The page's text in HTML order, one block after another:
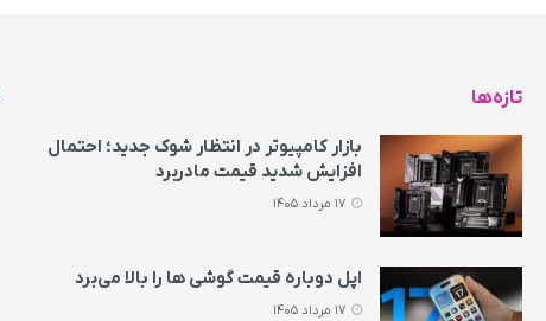
تازه‌ها
بازار کامپیوتر در انتظار شوک جدید؛ احتمال
افزایش شدید قیمت مادربرد
اپل دوباره قیمت‌ گوشی ها را بالا می‌برد